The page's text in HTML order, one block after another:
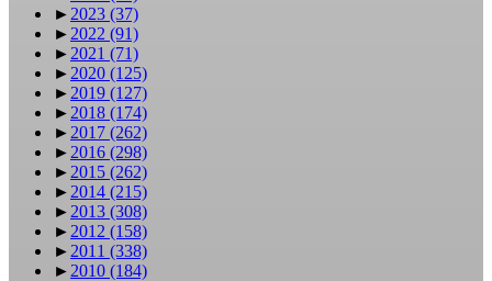
► 2023 (37)
► 2022 (91)
► 2021 (71)
► 2020 (125)
► 2019 (127)
► 2018 (174)
► 2017 (262)
► 2016 (298)
► 2015 (262)
► 2014 (215)
► 2013 (308)
► 2012 (158)
► 2011 (338)
► 2010 (184)